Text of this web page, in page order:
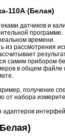
110А (Белая)
датчиков и
программе.
времени.
из рассмотрения
самим прибором
в общем
получение
от набора
адаптеров